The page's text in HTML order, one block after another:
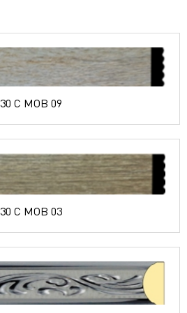
30 C MOB 09
30 C MOB 03